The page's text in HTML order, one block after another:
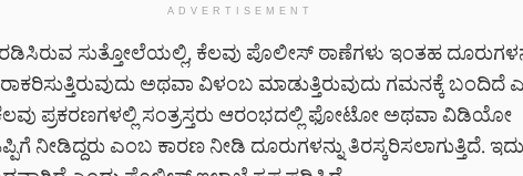
ADVERTISEMENT
ಸುತ್ತೋಲೆಯಲ್ಲಿ, ಕೆಲವು ಪೊಲೀಸ್ ಠಾಣೆಗಳು ಇಂತಹ
ಅಥವಾ ವಿಳಂಬ ಮಾಡುತ್ತಿರುವುದು ಗಮನಕ್ಕೆ ಬಂದಿದೆ
ಪ್ರಕರಣಗಳಲ್ಲಿ ಸಂತ್ರಸ್ತರು ಆರಂಭದಲ್ಲಿ ಫೋಟೋ ಅಥವಾ ವಿಡಿಯೋ
ನೀಡಿದ್ದರು ಎಂಬ ಕಾರಣ ನೀಡಿ ದೂರುಗಳನ್ನು ತಿರಸ್ಕರಿಸಲಾಗುತ್ತಿದೆ. ಇದು